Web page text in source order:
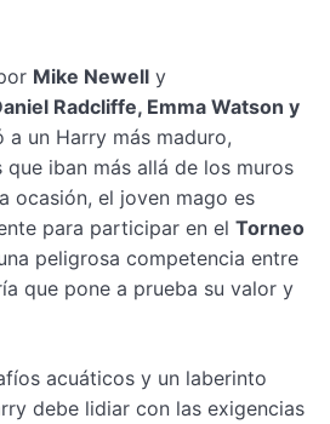
Mike Newell y
Radcliffe, Emma Watson y
a un Harry más maduro,
iban más allá de los muros
ocasión, el joven mago es
para participar en el Torneo
peligrosa competencia entre
que pone a prueba su valor y
acuáticos y un laberinto
debe lidiar con las exigencias